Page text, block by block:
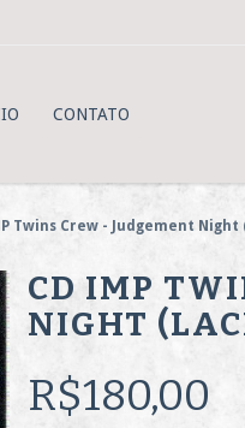
CONTATO
Twins Crew - Judgement Night
CD IMP
NIGHT
R$180,00